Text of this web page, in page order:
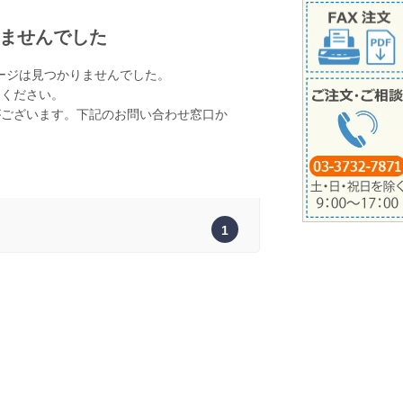
せんでした
は見つかりませんでした。
ださい。
ざいます。下記のお問い合わせ窓口か
1